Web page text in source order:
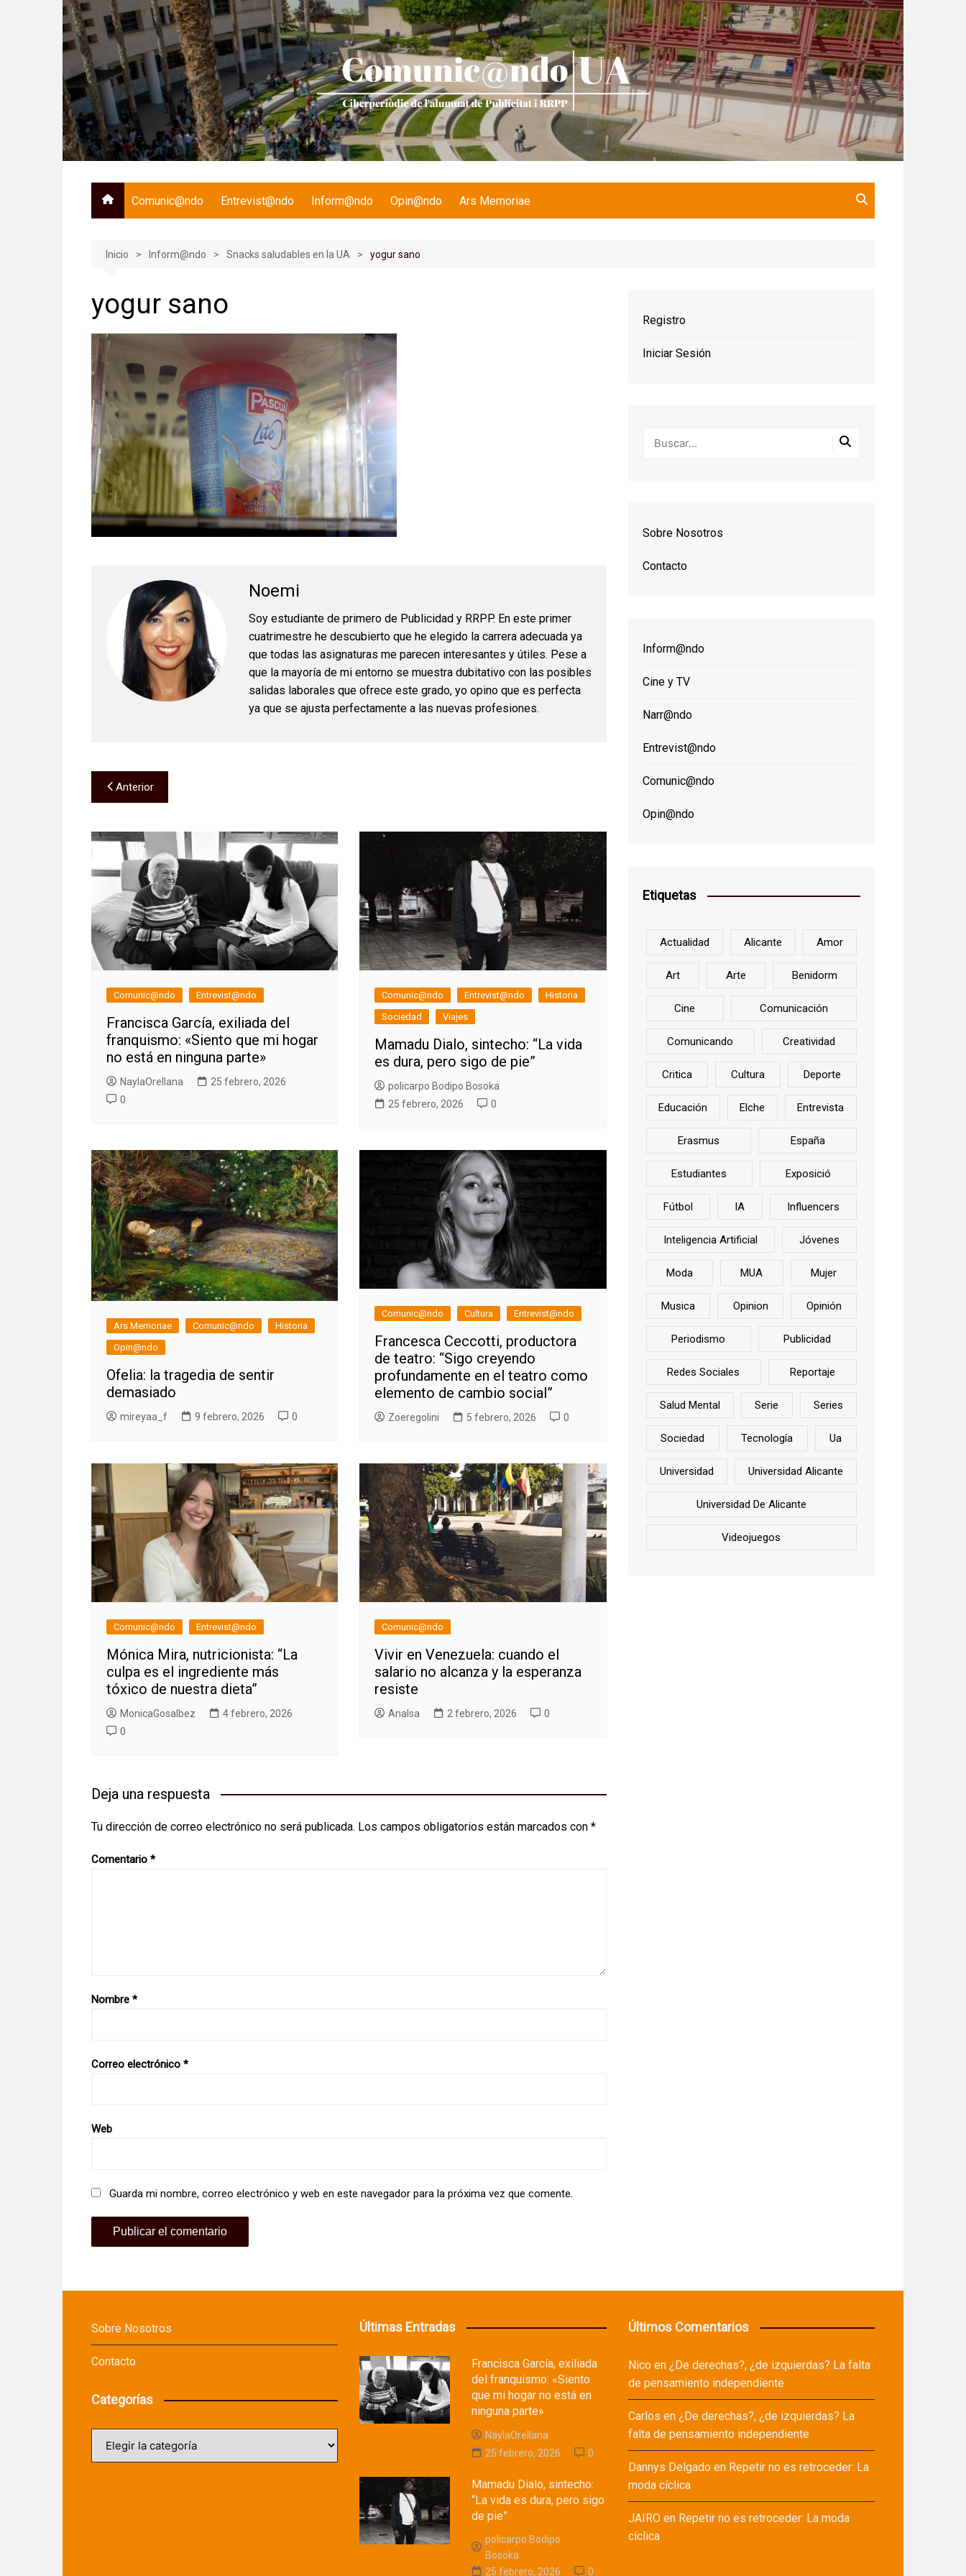
Comunic@ndo Entrevist@ndo Inform@ndo Opin@ndo Ars Memoriae
Inicio Inform@ndo Snacks saludables en la UA yogur sano
yogur sano
Noemi
Soy estudiante de primero de Publicidad y RRPP. En este primer
cuatrimestre he descubierto que he elegido la carrera adecuada ya
que todas las asignaturas me parecen interesantes y útiles. Pese a
que la mayoría de mi entorno se muestra dubitativo con las posibles
salidas laborales que ofrece este grado, yo opino que es perfecta
ya que se ajusta perfectamente a las nuevas profesiones.
Navegación
de
entradas
Anterior
Comunic@ndo Entrevist@ndo
Francisca García, exiliada del
franquismo: «Siento que mi hogar
no está en ninguna parte»
NaylaOrellana
25 febrero, 2026
0
Comunic@ndo Entrevist@ndo
Historia
Sociedad
Viajes
Mamadu Dialo, sintecho: “La vida
es dura, pero sigo de pie”
policarpo Bodipo Bosoka
25 febrero, 2026
0
Ars Memoriae Comunic@ndo
Historia
Opin@ndo
Ofelia: la tragedia de sentir
demasiado
mireyaa_f 9 febrero, 2026 0
Comunic@ndo Cultura Entrevist@ndo
Francesca Ceccotti, productora
de teatro: “Sigo creyendo
profundamente en el teatro como
elemento de cambio social”
Zoeregolini 5 febrero, 2026 0
Comunic@ndo Entrevist@ndo
Mónica Mira, nutricionista: “La
culpa es el ingrediente más
tóxico de nuestra dieta”
MonicaGosalbez
4 febrero, 2026
0
Comunic@ndo
Vivir en Venezuela: cuando el
salario no alcanza y la esperanza
resiste
AnaIsa 2 febrero, 2026 0
Deja una respuesta
Tu dirección de correo electrónico no será publicada. Los campos obligatorios están marcados con *
Comentario *
Nombre *
Correo electrónico *
Web
Guarda mi nombre, correo electrónico y web en este navegador para la próxima vez que comente.
Registro
Iniciar Sesión
Sobre Nosotros
Contacto
Inform@ndo
Cine y TV
Narr@ndo
Entrevist@ndo
Comunic@ndo
Opin@ndo
Etiquetas
Actualidad Alicante Amor
Art Arte Benidorm
Cine Comunicación
Comunicando Creatividad
Critica Cultura Deporte
Educación Elche Entrevista
Erasmus España
Estudiantes Exposició
Fútbol IA Influencers
Inteligencia Artificial Jóvenes
Moda MUA Mujer
Musica Opinion Opinión
Periodismo Publicidad
Redes Sociales Reportaje
Salud Mental Serie Series
Sociedad Tecnología Ua
Universidad Universidad Alicante
Universidad De Alicante
Videojuegos
Sobre Nosotros
Contacto
Categorías
Últimas Entradas
Francisca García, exiliada
del franquismo: «Siento
que mi hogar no está en
ninguna parte»
NaylaOrellana
25 febrero, 2026
0
Mamadu Dialo, sintecho:
“La vida es dura, pero sigo
de pie”
policarpo Bodipo
Bosoka
25 febrero, 2026
0
Últimos Comentarios
Nicoen ¿De derechas?, ¿de izquierdas? La falta
de pensamiento independiente
Carlos en ¿De derechas?, ¿de izquierdas? La
falta de pensamiento independiente
Dannys Delgadoen Repetir no es retroceder: La
moda cíclica
JAIROen Repetir no es retroceder: La moda
cíclica